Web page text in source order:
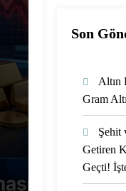
Son
Altın
Gram
Şehit
Getiren
Geçti!